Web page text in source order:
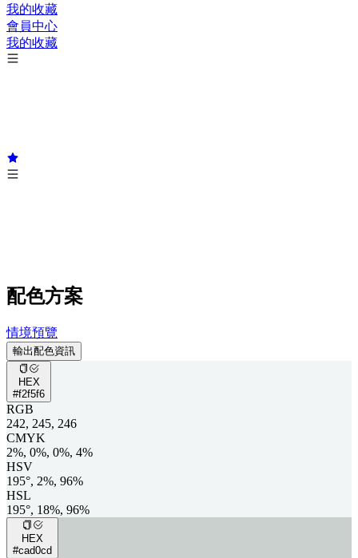
我的收藏
會員中心
我的收藏
配色方案
情境預覽
輸出配色資訊
HEX
#f2f5f6
RGB
242, 245, 246
CMYK
2%, 0%, 0%, 4%
HSV
195°, 2%, 96%
HSL
195°, 18%, 96%
HEX
#cad0cd